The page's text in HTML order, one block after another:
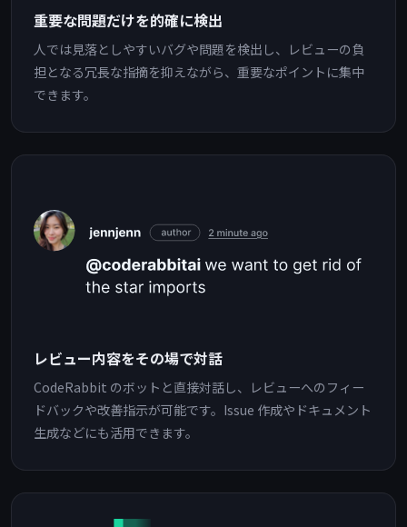
重要な問題だけを的確に検出
人では見落としやすいバグや問題を検出し、レビューの負
担となる冗長な指摘を抑えながら、重要なポイントに集中
できます。
レビュー内容をその場で対話
CodeRabbit のボットと直接対話し、レビューへのフィー
ドバックや改善指示が可能です。Issue 作成やドキュメント
生成などにも活用できます。